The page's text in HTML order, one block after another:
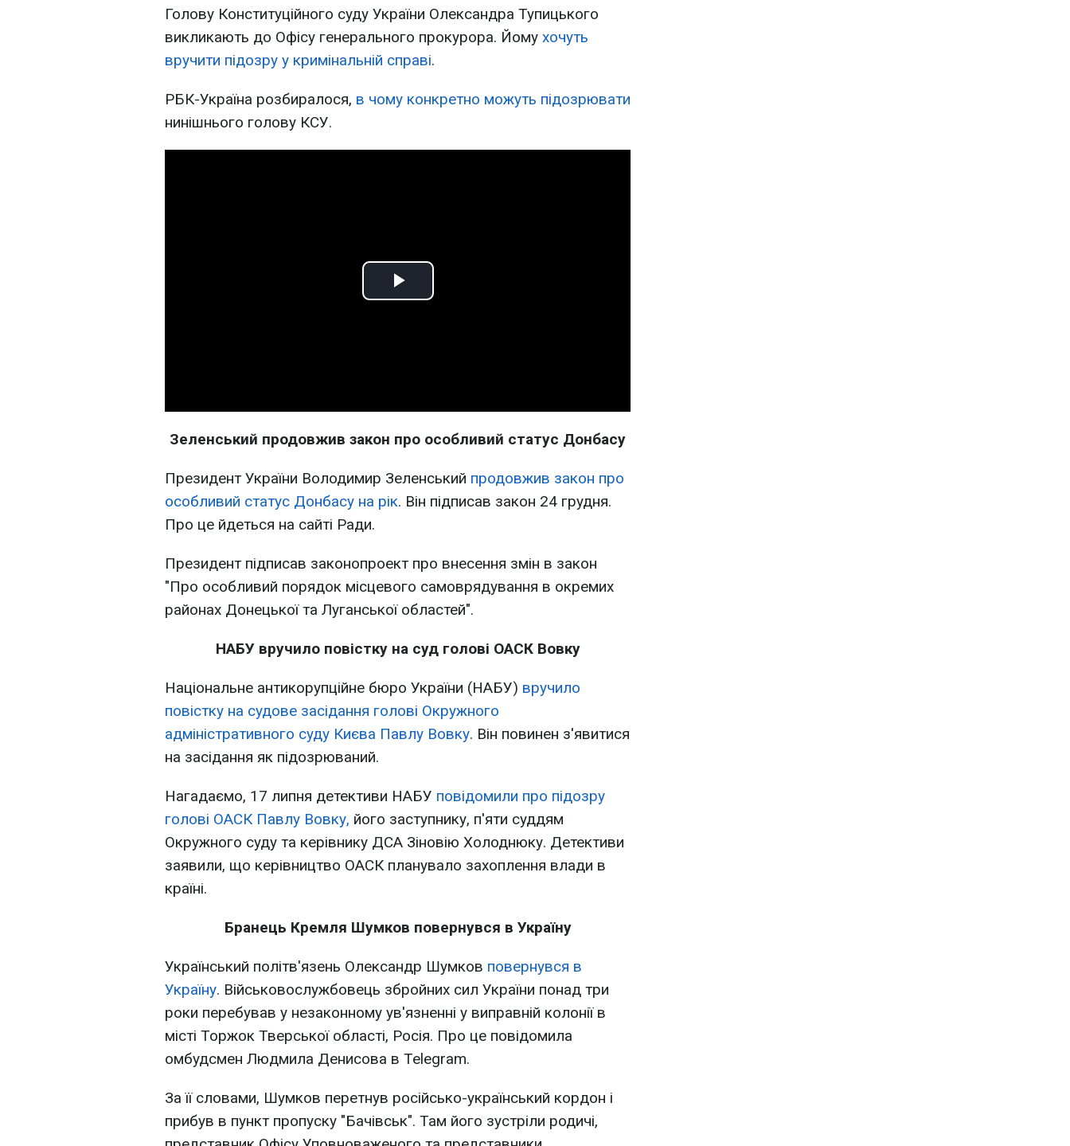
Голову Конституційного суду України Олександра Тупицького
викликають до Офісу генерального прокурора. Йому хочуть
вручити підозру у кримінальній справі.
РБК-Україна розбиралося, в чому конкретно можуть підозрювати
нинішнього голову КСУ.
Play
Зеленський продовжив закон про особливий статус Донбасу
Президент України Володимир Зеленський продовжив закон про
особливий статус Донбасу на рік. Він підписав закон 24 грудня.
Про це йдеться на сайті Ради.
Президент підписав законопроект про внесення змін в закон
"Про особливий порядок місцевого самоврядування в окремих
районах Донецької та Луганської областей".
НАБУ вручило повістку на суд голові ОАСК Вовку
Національне антикорупційне бюро України (НАБУ) вручило
повістку на судове засідання голові Окружного
адміністративного суду Києва Павлу Вовку. Він повинен з'явитися
на засідання як підозрюваний.
Нагадаємо, 17 липня детективи НАБУ повідомили про підозру
голові ОАСК Павлу Вовку, його заступнику, п'яти суддям
Окружного суду та керівнику ДСА Зіновію Холоднюку. Детективи
заявили, що керівництво ОАСК планувало захоплення влади в
країні.
Бранець Кремля Шумков повернувся в Україну
Український політв'язень Олександр Шумков повернувся в
Україну. Військовослужбовець збройних сил України понад три
роки перебував у незаконному ув'язненні у виправній колонії в
місті Торжок Тверської області, Росія. Про це повідомила
омбудсмен Людмила Денисова в Telegram.
За її словами, Шумков перетнув російсько-український кордон і
прибув в пункт пропуску "Бачівськ". Там його зустріли родичі,